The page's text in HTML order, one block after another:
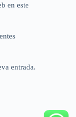
en este
entrada.